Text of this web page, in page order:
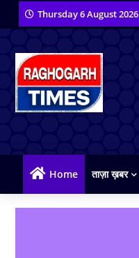
Thursday 6 August 2026
Home ताज़ा ख़बर